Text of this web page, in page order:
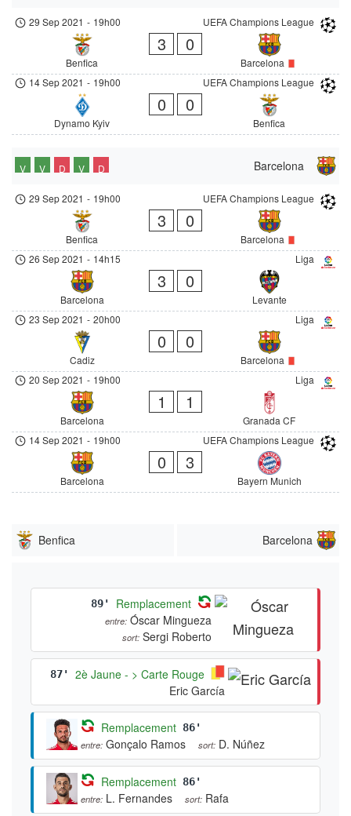
UEFA Champions League
29 Sep 2021 - 19h00
Benfica
3 0
Barcelona
UEFA Champions League
14 Sep 2021 - 19h00
Dynamo Kyiv
0 0
Benfica
Barcelona
V V D V D
UEFA Champions League
29 Sep 2021 - 19h00
Benfica
3 0
Barcelona
Liga
26 Sep 2021 - 14h15
Barcelona
3 0
Levante
Liga
23 Sep 2021 - 20h00
Cadiz
0 0
Barcelona
Liga
20 Sep 2021 - 19h00
Barcelona
1 1
Granada CF
UEFA Champions League
14 Sep 2021 - 19h00
Barcelona
0 3
Bayern Munich
Benfica Barcelona
89' Remplacement
entre: Óscar Mingueza
sort: Sergi Roberto
87'
2è Jaune - > Carte Rouge
Eric García
Remplacement 86'
entre: Gonçalo Ramos sort: D. Núñez
Remplacement 86'
entre: L. Fernandes sort: Rafa